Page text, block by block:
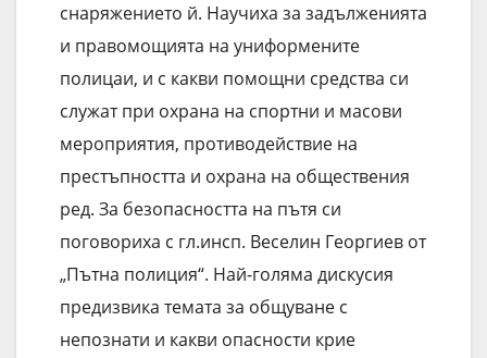
снаряжението й. Научиха за задълженията
и правомощията на униформените
полицаи, и с какви помощни средства си
служат при охрана на спортни и масови
мероприятия, противодействие на
престъпността и охрана на обществения
ред. За безопасността на пътя си
поговориха с гл.инсп. Веселин Георгиев от
„Пътна полиция“. Най-голяма дискусия
предизвика темата за общуване с
непознати и какви опасности крие